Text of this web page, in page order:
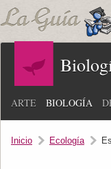
ARTE BIOLOGÍA
Inicio Ecología